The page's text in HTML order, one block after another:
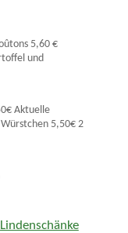
5,60 €
und
Aktuelle
5,50€ 2
Lindenschänke